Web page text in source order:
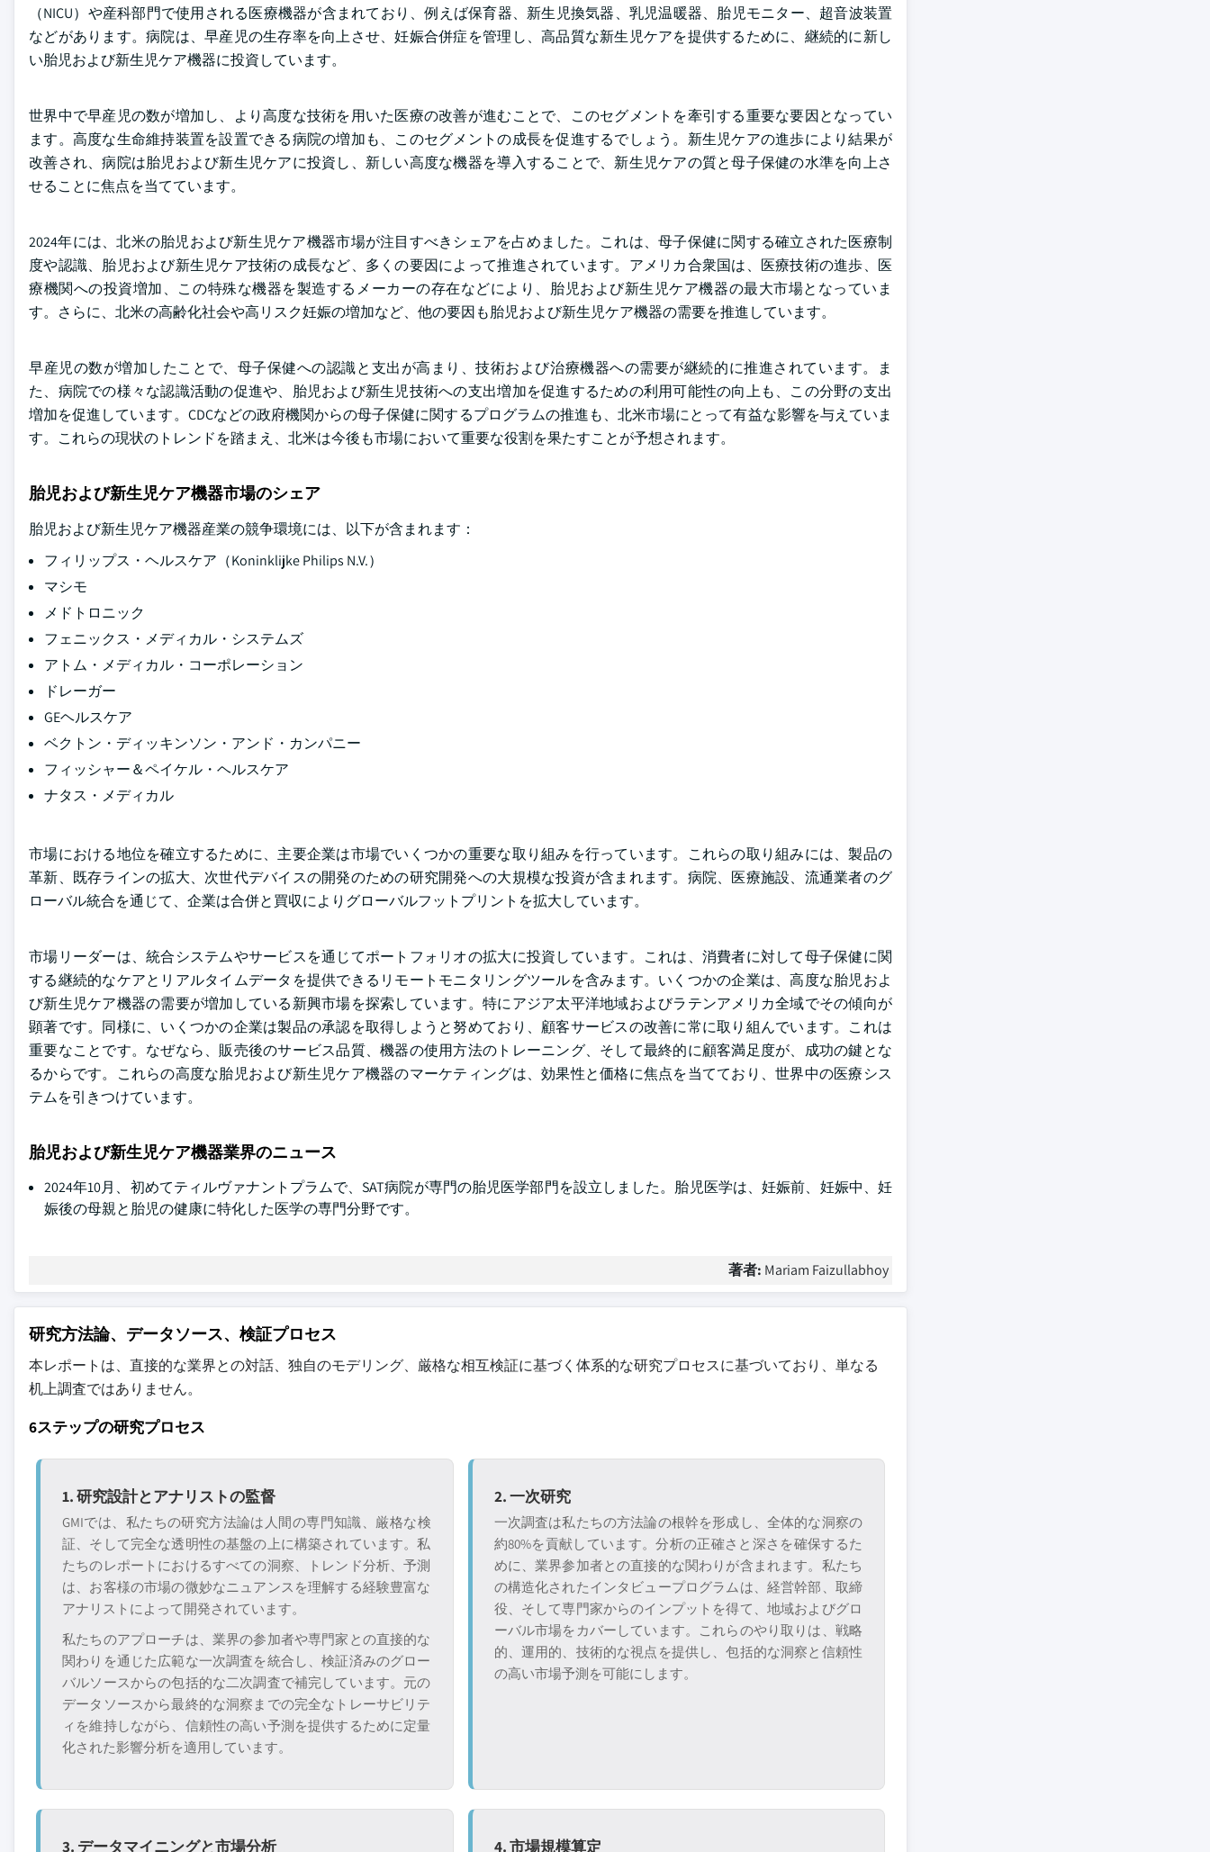
（NICU）や産科部門で使用される医療機器が含まれており、例えば保育器、新生児換気器、乳児温暖器、胎児モニター、超音波装置
などがあります。病院は、早産児の生存率を向上させ、妊娠合併症を管理し、高品質な新生児ケアを提供するために、継続的に新し
い胎児および新生児ケア機器に投資しています。
世界中で早産児の数が増加し、より高度な技術を用いた医療の改善が進むことで、このセグメントを牽引する重要な要因となってい
ます。高度な生命維持装置を設置できる病院の増加も、このセグメントの成長を促進するでしょう。新生児ケアの進歩により結果が
改善され、病院は胎児および新生児ケアに投資し、新しい高度な機器を導入することで、新生児ケアの質と母子保健の水準を向上さ
せることに焦点を当てています。
2024年には、北米の胎児および新生児ケア機器市場が注目すべきシェアを占めました。これは、母子保健に関する確立された医療制
度や認識、胎児および新生児ケア技術の成長など、多くの要因によって推進されています。アメリカ合衆国は、医療技術の進歩、医
療機関への投資増加、この特殊な機器を製造するメーカーの存在などにより、胎児および新生児ケア機器の最大市場となっていま
す。さらに、北米の高齢化社会や高リスク妊娠の増加など、他の要因も胎児および新生児ケア機器の需要を推進しています。
早産児の数が増加したことで、母子保健への認識と支出が高まり、技術および治療機器への需要が継続的に推進されています。ま
た、病院での様々な認識活動の促進や、胎児および新生児技術への支出増加を促進するための利用可能性の向上も、この分野の支出
増加を促進しています。CDCなどの政府機関からの母子保健に関するプログラムの推進も、北米市場にとって有益な影響を与えていま
す。これらの現状のトレンドを踏まえ、北米は今後も市場において重要な役割を果たすことが予想されます。
胎児および新生児ケア機器市場のシェア
胎児および新生児ケア機器産業の競争環境には、以下が含まれます：
フィリップス・ヘルスケア（Koninklijke Philips N.V.）
マシモ
メドトロニック
フェニックス・メディカル・システムズ
アトム・メディカル・コーポレーション
ドレーガー
GEヘルスケア
ベクトン・ディッキンソン・アンド・カンパニー
フィッシャー＆ペイケル・ヘルスケア
ナタス・メディカル
市場における地位を確立するために、主要企業は市場でいくつかの重要な取り組みを行っています。これらの取り組みには、製品の
革新、既存ラインの拡大、次世代デバイスの開発のための研究開発への大規模な投資が含まれます。病院、医療施設、流通業者のグ
ローバル統合を通じて、企業は合併と買収によりグローバルフットプリントを拡大しています。
市場リーダーは、統合システムやサービスを通じてポートフォリオの拡大に投資しています。これは、消費者に対して母子保健に関
する継続的なケアとリアルタイムデータを提供できるリモートモニタリングツールを含みます。いくつかの企業は、高度な胎児およ
び新生児ケア機器の需要が増加している新興市場を探索しています。特にアジア太平洋地域およびラテンアメリカ全域でその傾向が
顕著です。同様に、いくつかの企業は製品の承認を取得しようと努めており、顧客サービスの改善に常に取り組んでいます。これは
重要なことです。なぜなら、販売後のサービス品質、機器の使用方法のトレーニング、そして最終的に顧客満足度が、成功の鍵とな
るからです。これらの高度な胎児および新生児ケア機器のマーケティングは、効果性と価格に焦点を当てており、世界中の医療シス
テムを引きつけています。
胎児および新生児ケア機器業界のニュース
2024年10月、初めてティルヴァナントプラムで、SAT病院が専門の胎児医学部門を設立しました。胎児医学は、妊娠前、妊娠中、妊
娠後の母親と胎児の健康に特化した医学の専門分野です。
著者: Mariam Faizullabhoy
研究方法論、データソース、検証プロセス
本レポートは、直接的な業界との対話、独自のモデリング、厳格な相互検証に基づく体系的な研究プロセスに基づいており、単なる
机上調査ではありません。
6ステップの研究プロセス
1. 研究設計とアナリストの監督
GMIでは、私たちの研究方法論は人間の専門知識、厳格な検
証、そして完全な透明性の基盤の上に構築されています。私
たちのレポートにおけるすべての洞察、トレンド分析、予測
は、お客様の市場の微妙なニュアンスを理解する経験豊富な
アナリストによって開発されています。
私たちのアプローチは、業界の参加者や専門家との直接的な
関わりを通じた広範な一次調査を統合し、検証済みのグロー
バルソースからの包括的な二次調査で補完しています。元の
データソースから最終的な洞察までの完全なトレーサビリテ
ィを維持しながら、信頼性の高い予測を提供するために定量
化された影響分析を適用しています。
2. 一次研究
一次調査は私たちの方法論の根幹を形成し、全体的な洞察の
約80%を貢献しています。分析の正確さと深さを確保するた
めに、業界参加者との直接的な関わりが含まれます。私たち
の構造化されたインタビュープログラムは、経営幹部、取締
役、そして専門家からのインプットを得て、地域およびグロ
ーバル市場をカバーしています。これらのやり取りは、戦略
的、運用的、技術的な視点を提供し、包括的な洞察と信頼性
の高い市場予測を可能にします。
3. データマイニングと市場分析 4. 市場規模算定